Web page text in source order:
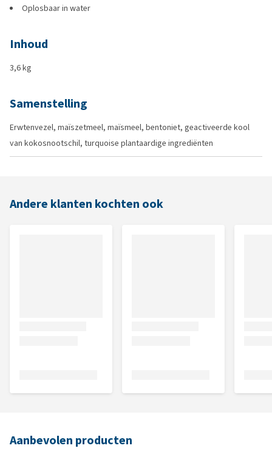
Oplosbaar in water
Inhoud
3,6 kg
Samenstelling
Erwtenvezel, maïszetmeel, maïsmeel, bentoniet, geactiveerde kool
van kokosnootschil, turquoise plantaardige ingrediënten
Andere klanten kochten ook
Aanbevolen producten